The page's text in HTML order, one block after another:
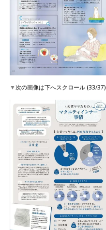
▼次の画像は下へスクロール (33/37)